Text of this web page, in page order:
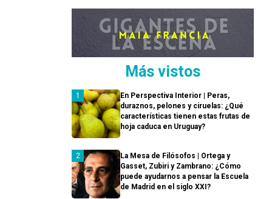
Más vistos
En Perspectiva Interior | Peras,
duraznos, pelones y ciruelas: ¿Qué
características tienen estas frutas de
hoja caduca en Uruguay?
La Mesa de Filósofos | Ortega y
Gasset, Zubiri y Zambrano: ¿Cómo
puede ayudarnos a pensar la Escuela
de Madrid en el siglo XXI?